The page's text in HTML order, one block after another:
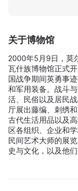
关于博物馆
2000年5月9日，莫
瓦什族博物馆正式
国战争期间英勇事
和军用装备。战斗
活、民俗以及居民
厅展出藤编、刺绣
古代生活用品以及
区各组织、企业和
民间艺术大师的展
史与文化，以及他